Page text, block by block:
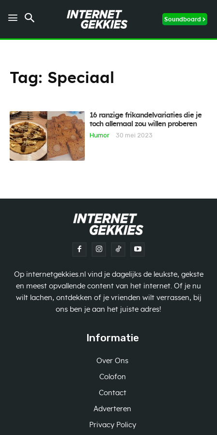
Soundboard
Tag: Speciaal
16 ranzige frikandelvariaties die je
toch allemaal zou willen proberen
Humor
30 mei 2023
Op internetgekkies.nl vind je dagelijks de leukste, gekste
en meest opvallende content van het internet. Of je nu
wilt lachen, ontdekken of je vrienden wilt verrassen, bij
ons ben je aan het juiste adres!
Informatie
Over Ons
Colofon
Contact
Adverteren
Privacy Policy